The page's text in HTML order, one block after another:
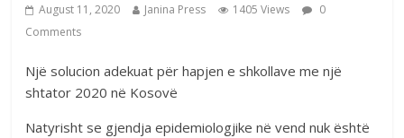
August 11, 2020 Janina Press 1405 Views
0
Comments
Një solucion adekuat për hapjen e shkollave me një
shtator 2020 në Kosovë
Natyrisht se gjendja epidemiologjike në vend nuk është